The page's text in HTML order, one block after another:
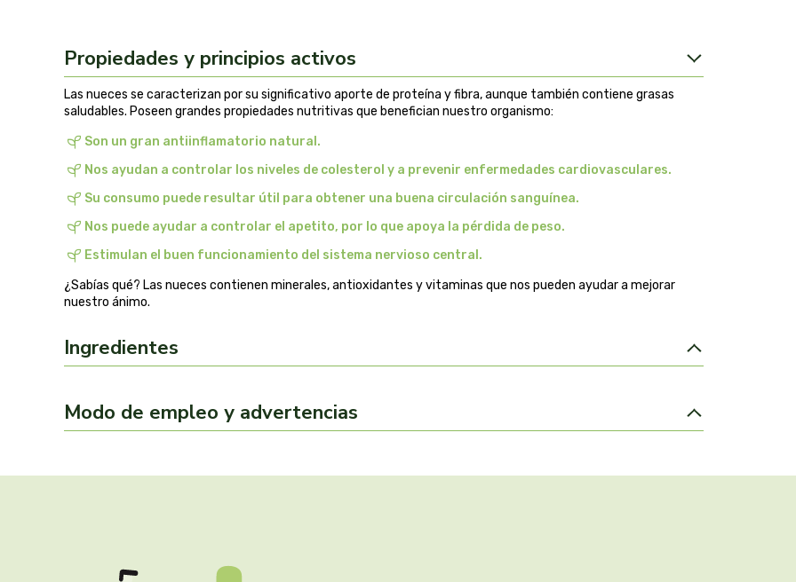
Propiedades y principios activos
Las nueces se caracterizan por su significativo aporte de proteína y fibra, aunque también contiene grasas
saludables. Poseen grandes propiedades nutritivas que benefician nuestro organismo:
Son un gran antiinflamatorio natural.
Nos ayudan a controlar los niveles de colesterol y a prevenir enfermedades cardiovasculares.
Su consumo puede resultar útil para obtener una buena circulación sanguínea.
Nos puede ayudar a controlar el apetito, por lo que apoya la pérdida de peso.
Estimulan el buen funcionamiento del sistema nervioso central.
¿Sabías qué? Las nueces contienen minerales, antioxidantes y vitaminas que nos pueden ayudar a mejorar
nuestro ánimo.
Ingredientes
Modo de empleo y advertencias